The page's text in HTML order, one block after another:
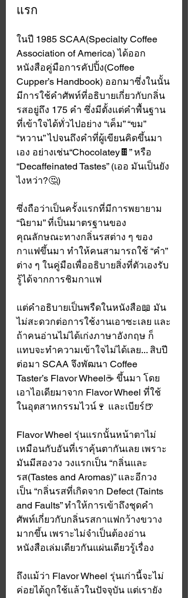
แรก
ในปี 1985 SCAA(Specialty Coffee
Association of America) ได้ออก
หนังสือคู่มือการคัปปิ้ง(Coffee
Cupper’s Handbook) ออกมาซึ่งในนั้น
มีการใช้คำศัพท์ที่อธิบายเกี่ยวกับกลิ่น
รสอยู่ถึง 175 คำ ซึ่งมีตั้งแต่คำพื้นฐาน
ที่เข้าใจได้ทั่วไปอย่าง “เค็ม” “ขม”
“หวาน” ไปจนถึงคำที่ผู้เขียนคิดขึ้นมา
เอง อย่างเช่น“Chocolatey🍫” หรือ
“Decaffeinated Tastes” (เออ มันเป็นยัง
ไงหว่า?🤔)
ซึ่งถือว่าเป็นครั้งแรกที่มีการพยายาม
“นิยาม” ที่เป็นมาตรฐานของ
คุณลักษณะทางกลิ่นรสต่าง ๆ ของ
กาแฟขึ้นมา ทำให้คนสามารถใช้ “คำ”
ต่าง ๆ ในคู่มือเพื่ออธิบายสิ่งที่ตัวเองรับ
รู้ได้จากการชิมกาแฟ
แต่คำอธิบายเป็นพรืดในหนังสือ📖 มัน
ไม่สะดวกต่อการใช้งานเอาซะเลย และ
ถ้าคนอ่านไม่ได้เก่งภาษาอังกฤษ ก็
แทบจะทำความเข้าใจไม่ได้เลย... สิบปี
ต่อมา SCAA จึงพัฒนา Coffee
Taster’s Flavor Wheel☕️ ขึ้นมา โดย
เอาไอเดียมาจาก Flavor Wheel ที่ใช้
ในอุตสาหกรรมไวน์🍷 และเบียร์🍺
Flavor Wheel รุ่นแรกนั้นหน้าตาไม่
เหมือนกับอันที่เราคุ้นตากันเลย เพราะ
มันมีสองวง วงแรกเป็น “กลิ่นและ
รส(Tastes and Aromas)” และอีกวง
เป็น “กลิ่นรสที่เกิดจาก Defect (Taints
and Faults” ทำให้การเข้าถึงชุดคำ
ศัพท์เกี่ยวกับกลิ่นรสกาแฟกว้างขวาง
มากขึ้น เพราะไม่จำเป็นต้องอ่าน
หนังสือเล่มเดียวกันแผ่นเดียวรู้เรื่อง
ถึงแม้ว่า Flavor Wheel รุ่นเก่านี้จะไม่
ค่อยได้ถูกใช้แล้วในปัจจุบัน แต่เรายัง